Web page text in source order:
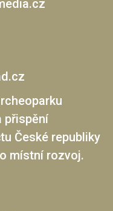
přispění
České republiky
místní rozvoj.